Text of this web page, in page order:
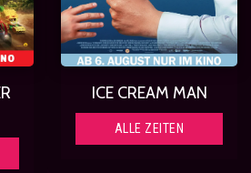
ICE CREAM MAN
ALLE ZEITEN